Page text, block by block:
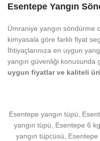
Esentepe Yangın
Ümraniye yangın söndürme
kimyasala göre farklı fiyat
İhtiyaçlarınıza en uygun
yangın güvenliği konusunda
uygun fiyatlar ve kaliteli
Esentepe yangın tüpü,
yangın tüpü, Esentepe 6
yangın tüpcüsü,